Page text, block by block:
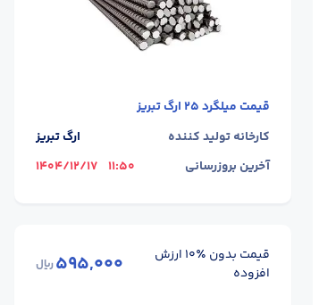
قیمت میلگرد 25 ارگ تبریز
کارخانه تولید کننده
ارگ تبریز
آخرین بروزرسانی
11:50
1404/12/17
قیمت بدون ٪۱۰ ارزش
افزوده
595,000ریال